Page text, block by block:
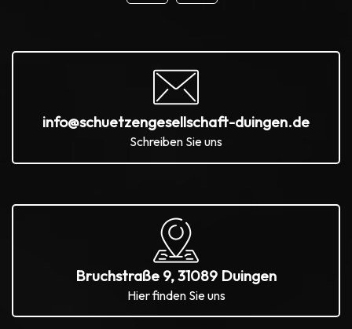
info@schuetzengesellschaft-duingen.de
Schreiben Sie uns
Bruchstraße 9, 31089 Duingen
Hier finden Sie uns